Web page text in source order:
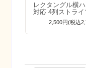
レクタングル横
対応 4列ストライ
2,500円(税込